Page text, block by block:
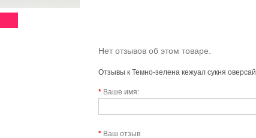
Нет отзывов об этом товаре.
Отзывы к Темно-зелена кежуал сукня
Ваше имя:
Ваш отзыв